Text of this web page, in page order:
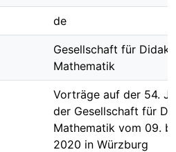
de
Gesellschaft für
Mathematik
Vorträge auf der 54.
der Gesellschaft für
Mathematik vom 09.
2020 in Würzburg